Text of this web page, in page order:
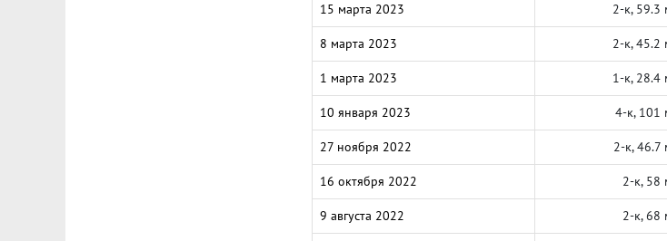
15 марта 2023 2-к, 59.3
8 марта 2023 2-к, 45.2
1 марта 2023 1-к, 28.4
10 января 2023 4-к, 101
27 ноября 2022 2-к, 46.7
16 октября 2022 2-к, 58
9 августа 2022 2-к, 68